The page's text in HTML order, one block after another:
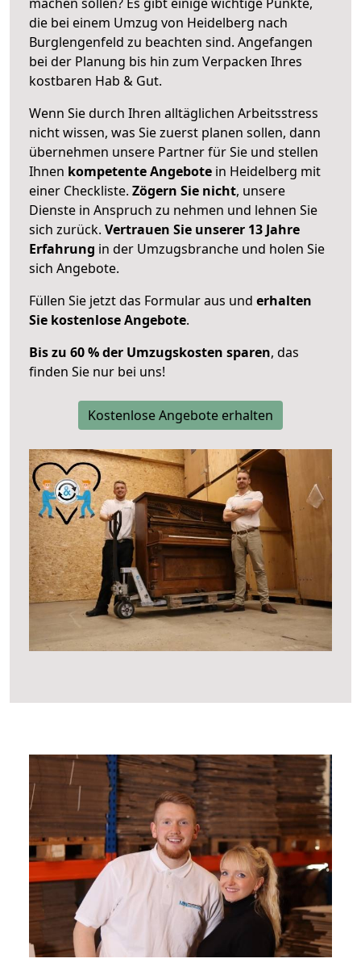
die bei einem Umzug von Heidelberg nach
Burglengenfeld zu beachten sind. Angefangen
bei der Planung bis hin zum Verpacken Ihres
kostbaren Hab & Gut.
Wenn Sie durch Ihren alltäglichen Arbeitsstress
nicht wissen, was Sie zuerst planen sollen, dann
übernehmen unsere Partner für Sie und stellen
Ihnen kompetente Angebote in Heidelberg mit
einer Checkliste. Zögern Sie nicht, unsere
Dienste in Anspruch zu nehmen und lehnen Sie
sich zurück. Vertrauen Sie unserer 13 Jahre
Erfahrung in der Umzugsbranche und holen Sie
sich Angebote.
Füllen Sie jetzt das Formular aus und erhalten
Sie kostenlose Angebote.
Bis zu 60 % der Umzugskosten sparen, das
finden Sie nur bei uns!
Kostenlose Angebote erhalten